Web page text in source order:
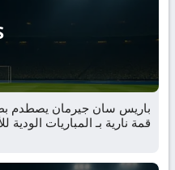
باريس سان جيرمان يصطدم
قمة نارية بـ المباريات الودية